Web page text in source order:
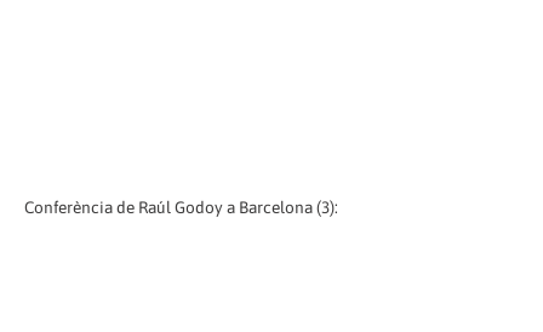
Conferència de Raúl Godoy a Barcelona (3):